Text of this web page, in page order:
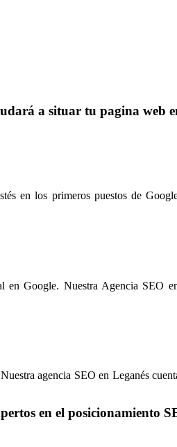
a situar tu pagina web
en los primeros puestos de
Google. Nuestra Agencia SEO
agencia SEO en Leganés
en el posicionamiento